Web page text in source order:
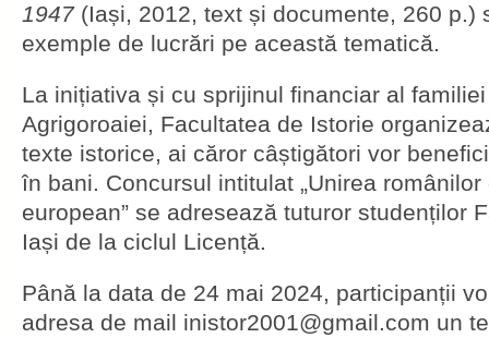
1947(Iași, 2012, text și documente, 260 p.)
exemple de lucrări pe această tematică.
La inițiativa și cu sprijinul financiar al
Agrigoroaiei, Facultatea de Istorie
texte istorice, ai căror câștigători vor
în bani. Concursul intitulat „Unirea
european” se adresează tuturor studenților
Iași de la ciclul Licență.
Până la data de 24 mai 2024, participanții
adresa de mail inistor2001@gmail.com un